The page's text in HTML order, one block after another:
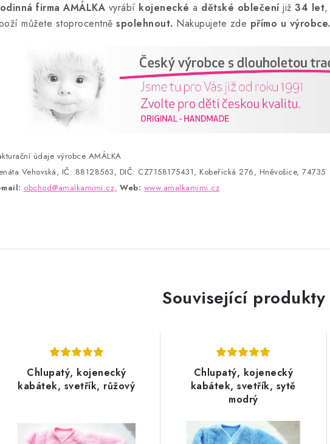
firma AMÁLKA vyrábí kojenecké a dětské oblečeníjiž 34 let,
můžete stoprocentně spolehnout. Nakupujete zde přímo u výrobce.
údaje výrobce AMÁLKA
Vehovská, IČ: 88128563, DIČ: CZ7158175431, Kobeřická 276, Hněvošice, 74735
obchod@amalkamimi.cz, Web: www.amalkamimi.cz
Související produkty
Chlupatý, kojenecký
kabátek, svetřík, růžový
Chlupatý, kojenecký
kabátek, svetřík, sytě
modrý